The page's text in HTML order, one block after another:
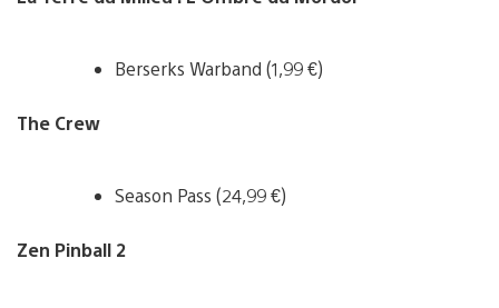
Berserks Warband (1,99 €)
The Crew
Season Pass (24,99 €)
Zen Pinball 2